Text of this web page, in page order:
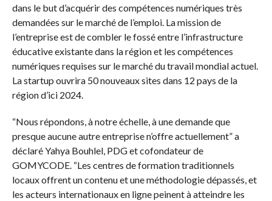
dans le but d’acquérir des compétences numériques très
demandées sur le marché de l’emploi. La mission de
l’entreprise est de combler le fossé entre l’infrastructure
éducative existante dans la région et les compétences
numériques requises sur le marché du travail mondial actuel.
La startup ouvrira 50 nouveaux sites dans 12 pays de la
région d’ici 2024.
“Nous répondons, à notre échelle, à une demande que
presque aucune autre entreprise n’offre actuellement” a
déclaré Yahya Bouhlel, PDG et cofondateur de
GOMYCODE. “Les centres de formation traditionnels
locaux offrent un contenu et une méthodologie dépassés, et
les acteurs internationaux en ligne peinent à atteindre les